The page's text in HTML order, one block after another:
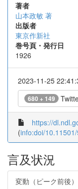
著者
山本政敏 著
出版者
東京作新社
巻号頁・発行日
1926
2023-11-25
680 + 149
https://
(info:doi/
言及状況
変動（ピーク前後）